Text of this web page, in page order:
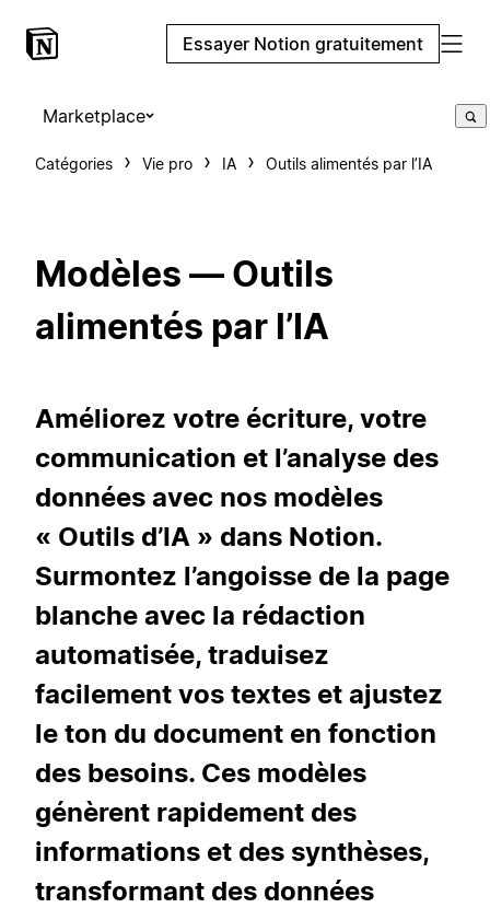
Essayer Notion gratuitement
Marketplace
Catégories Vie pro IA Outils alimentés par l’IA
Modèles — Outils
alimentés par l’IA
Améliorez votre écriture, votre
communication et l’analyse des
données avec nos modèles
« Outils d’IA » dans Notion.
Surmontez l’angoisse de la page
blanche avec la rédaction
automatisée, traduisez
facilement vos textes et ajustez
le ton du document en fonction
des besoins. Ces modèles
génèrent rapidement des
informations et des synthèses,
transformant des données